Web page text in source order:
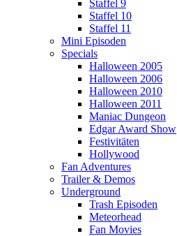
Staffel 9
Staffel 10
Staffel 11
Mini Episoden
Specials
Halloween 2005
Halloween 2006
Halloween 2010
Halloween 2011
Maniac Dungeon
Edgar Award Show
Festivitäten
Hollywood
Fan Adventures
Trailer & Demos
Underground
Trash Episoden
Meteorhead
Fan Movies